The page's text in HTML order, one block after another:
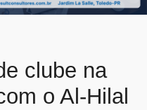
clube na
o Al-Hilal